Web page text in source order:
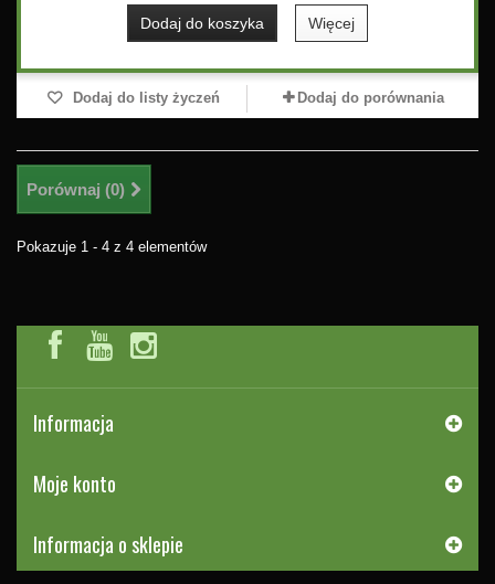
Dodaj do koszyka Więcej
Dodaj do listy życzeń Dodaj do porównania
Porównaj (0)
Pokazuje 1 - 4 z 4 elementów
Informacja
Moje konto
Informacja o sklepie